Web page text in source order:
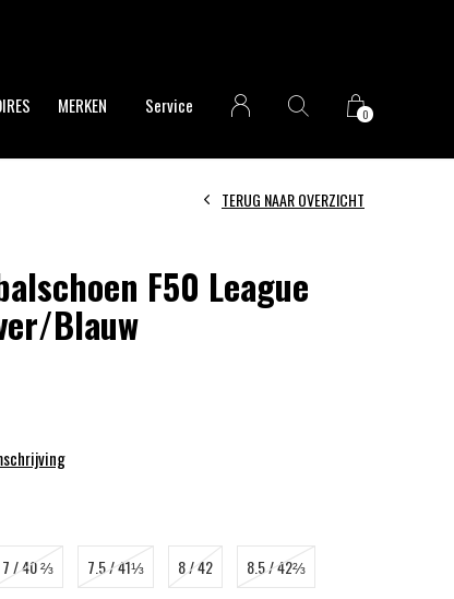
MERKEN Service 0
F50 League
Blauw
TERUG NAAR OVERZICHT
7 / 40 ⅔ 7.5 / 41⅓ 8 / 42 8.5 / 42⅔